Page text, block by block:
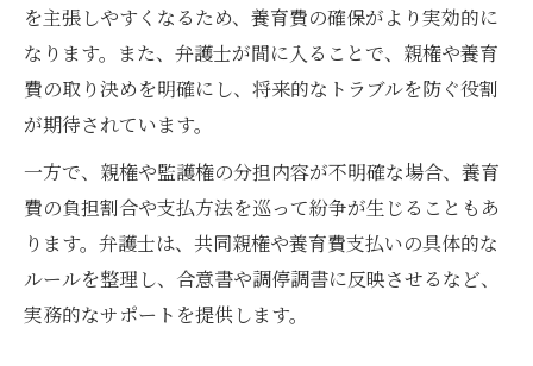
を主張しやすくなるため、養育費の確保がより実効的に
なります。また、弁護士が間に入ることで、親権や養育
費の取り決めを明確にし、将来的なトラブルを防ぐ役割
が期待されています。
一方で、親権や監護権の分担内容が不明確な場合、養育
費の負担割合や支払方法を巡って紛争が生じることもあ
ります。弁護士は、共同親権や養育費支払いの具体的な
ルールを整理し、合意書や調停調書に反映させるなど、
実務的なサポートを提供します。